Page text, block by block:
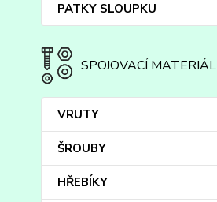
PATKY SLOUPKU
SPOJOVACÍ MATERIÁL
VRUTY
ŠROUBY
HŘEBÍKY